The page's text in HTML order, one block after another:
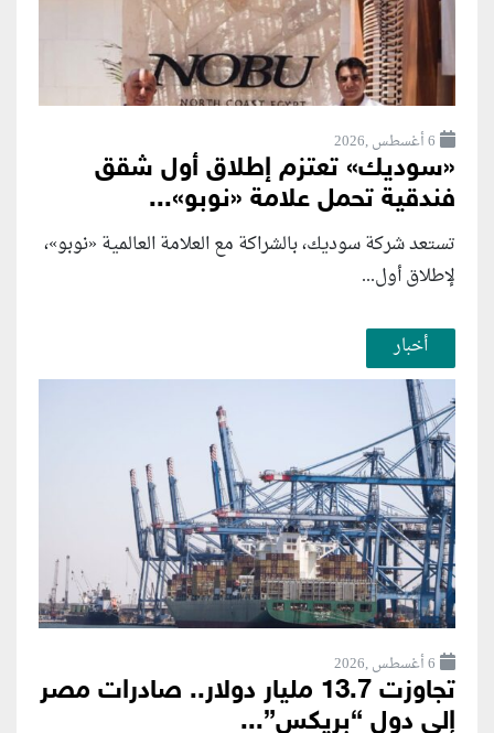
6 أغسطس ,2026
«سوديك» تعتزم إطلاق أول شقق
فندقية تحمل علامة «نوبو»...
تستعد شركة سوديك، بالشراكة مع العلامة العالمية «نوبو»،
لإطلاق أول...
أخبار
6 أغسطس ,2026
تجاوزت 13.7 مليار دولار.. صادرات مصر
إلى دول “بريكس”...